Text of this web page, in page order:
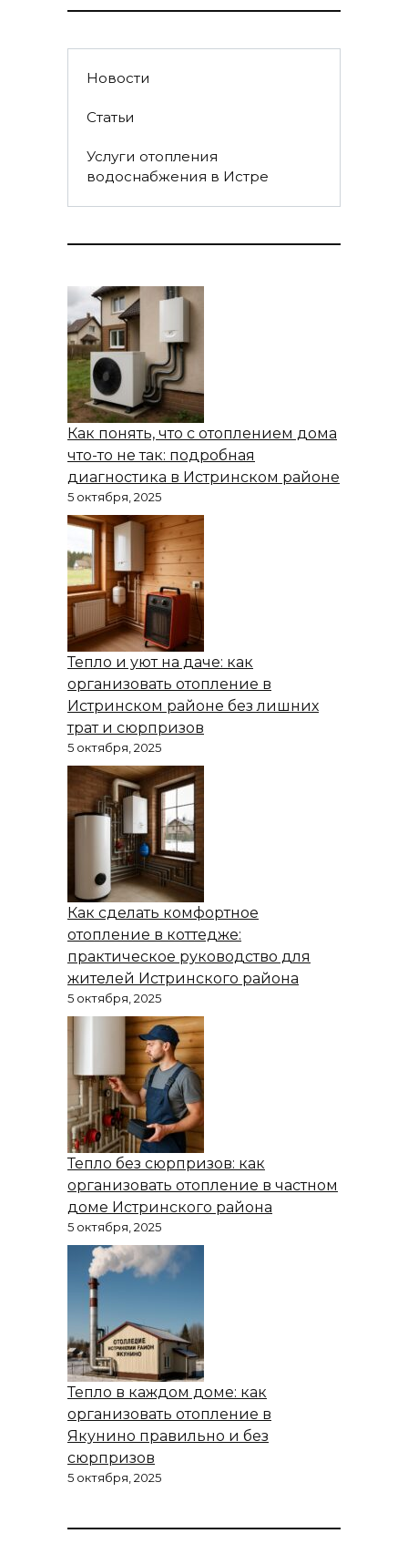
Новости
Статьи
Услуги отопления
водоснабжения в Истре
Как понять, что с отоплением дома
что-то не так: подробная
диагностика в Истринском районе
5 октября, 2025
Тепло и уют на даче: как
организовать отопление в
Истринском районе без лишних
трат и сюрпризов
5 октября, 2025
Как сделать комфортное
отопление в коттедже:
практическое руководство для
жителей Истринского района
5 октября, 2025
Тепло без сюрпризов: как
организовать отопление в частном
доме Истринского района
5 октября, 2025
Тепло в каждом доме: как
организовать отопление в
Якунино правильно и без
сюрпризов
5 октября, 2025